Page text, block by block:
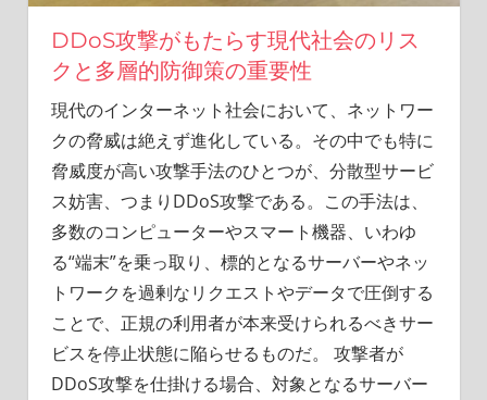
DDoS攻撃がもたらす現代社会のリス
クと多層的防御策の重要性
現代のインターネット社会において、ネットワー
クの脅威は絶えず進化している。 その中でも特に
脅威度が高い攻撃手法のひとつが、分散型サービ
ス妨害、つまりDDoS攻撃である。この手法は、
多数のコンピューターやスマート機器、いわゆ
る“端末”を乗っ取り、標的となるサーバーやネッ
トワークを過剰なリクエストやデータで圧倒する
ことで、正規の利用者が本来受けられるべきサー
ビスを停止状態に陥らせるものだ。 攻撃者が
DDoS攻撃を仕掛ける場合、対象となるサーバー